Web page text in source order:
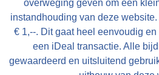
overweging geven om een
instandhouding van deze
€ 1,--. Dit gaat heel eenvoudig
een iDeal transactie. Alle
gewaardeerd en uitsluitend